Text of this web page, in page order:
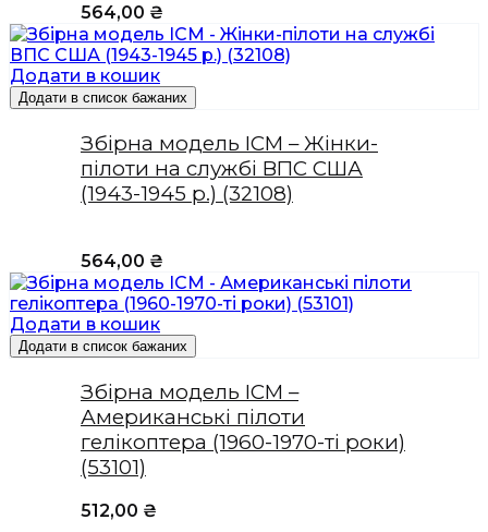
564,00 ₴
Додати в кошик
Додати в список бажаних
Збірна модель ICM – Жінки-
пілоти на службі ВПС США
(1943-1945 р.) (32108)
564,00 ₴
Додати в кошик
Додати в список бажаних
Збірна модель ICM –
Американські пілоти
гелікоптера (1960-1970-ті роки)
(53101)
512,00 ₴